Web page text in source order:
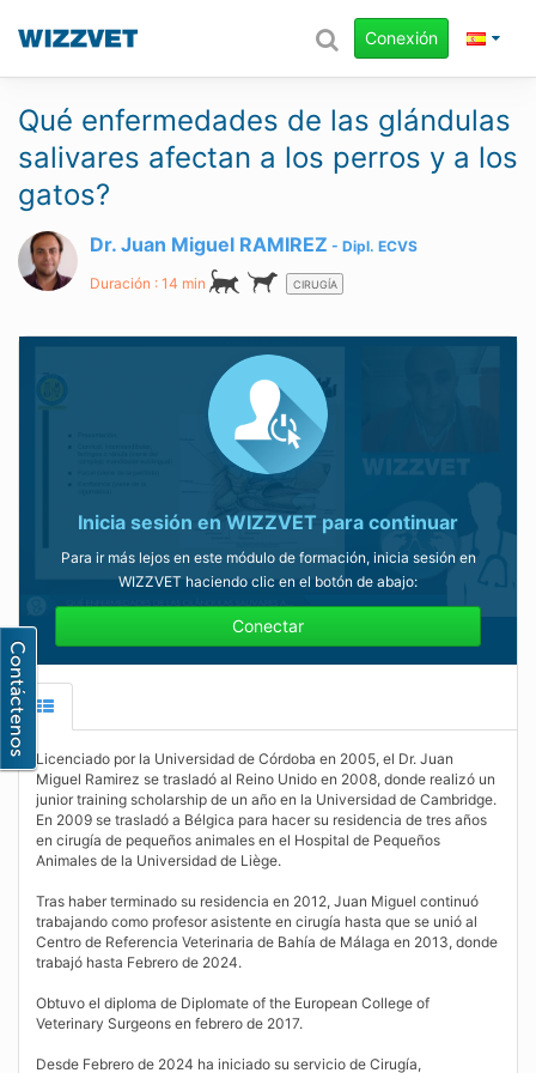
Conexión
Qué enfermedades de las glándulas
salivares afectan a los perros y a los
gatos?
Dr. Juan Miguel RAMIREZ Dipl. ECVS
Duración : 14 min CIRUGÍA
Inicia sesión en WIZZVET para continuar
Para ir más lejos en este módulo de formación, inicia sesión en
WIZZVET haciendo clic en el botón de abajo:
Conectar
Licenciado por la Universidad de Córdoba en 2005, el Dr. Juan
Miguel Ramirez se trasladó al Reino Unido en 2008, donde realizó un
junior training scholarship de un año en la Universidad de Cambridge.
En 2009 se trasladó a Bélgica para hacer su residencia de tres años
en cirugía de pequeños animales en el Hospital de Pequeños
Animales de la Universidad de Liège.
Tras haber terminado su residencia en 2012, Juan Miguel continuó
trabajando como profesor asistente en cirugía hasta que se unió al
Centro de Referencia Veterinaria de Bahía de Málaga en 2013, donde
trabajó hasta Febrero de 2024.
Obtuvo el diploma de Diplomate of the European College of
Veterinary Surgeons en febrero de 2017.
Desde Febrero de 2024 ha iniciado su servicio de Cirugía,